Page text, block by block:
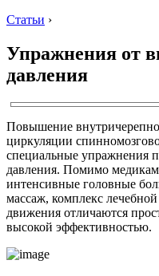
Статьи ›
Упражнения от
давления
Повышение
циркуляции
специальные упражнения
давления. Помимо
интенсивные головные
массаж, комплекс
движения отличаются
высокой эффективностью.